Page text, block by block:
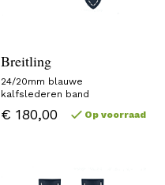
Breitling
24/20mm blauwe
kalfslederen band
€ 180,00 Op voorraad